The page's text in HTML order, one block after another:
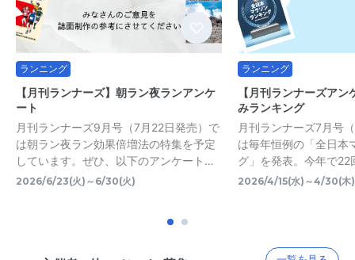
ランニング
【月刊ランナーズ】朝ラン夜ランアンケ
ート
月刊ランナーズ9月号（7月22日発売）で
は朝ラン夜ラン効果倍増法の特集を予定
しています。ぜひ、以下のアンケート…
2026/6/23(火)～6/30(火)
ランニング
【月刊ランナーズア
みランキング
月刊ランナーズ7月号
は毎年恒例の「全日本
グ」を発表。今年で
2026/4/15(水)～4/30(木)